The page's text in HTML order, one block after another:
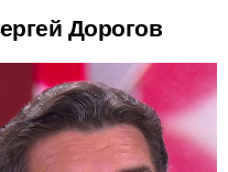
Дорогов